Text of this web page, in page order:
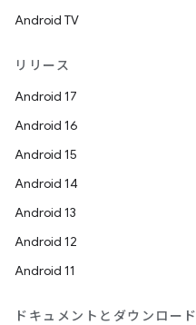
Android TV
リリース
Android 17
Android 16
Android 15
Android 14
Android 13
Android 12
Android 11
ドキュメントとダウンロード